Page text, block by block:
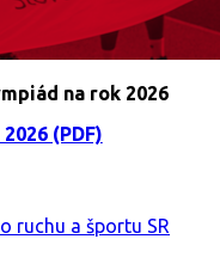
na rok 2026
(PDF)